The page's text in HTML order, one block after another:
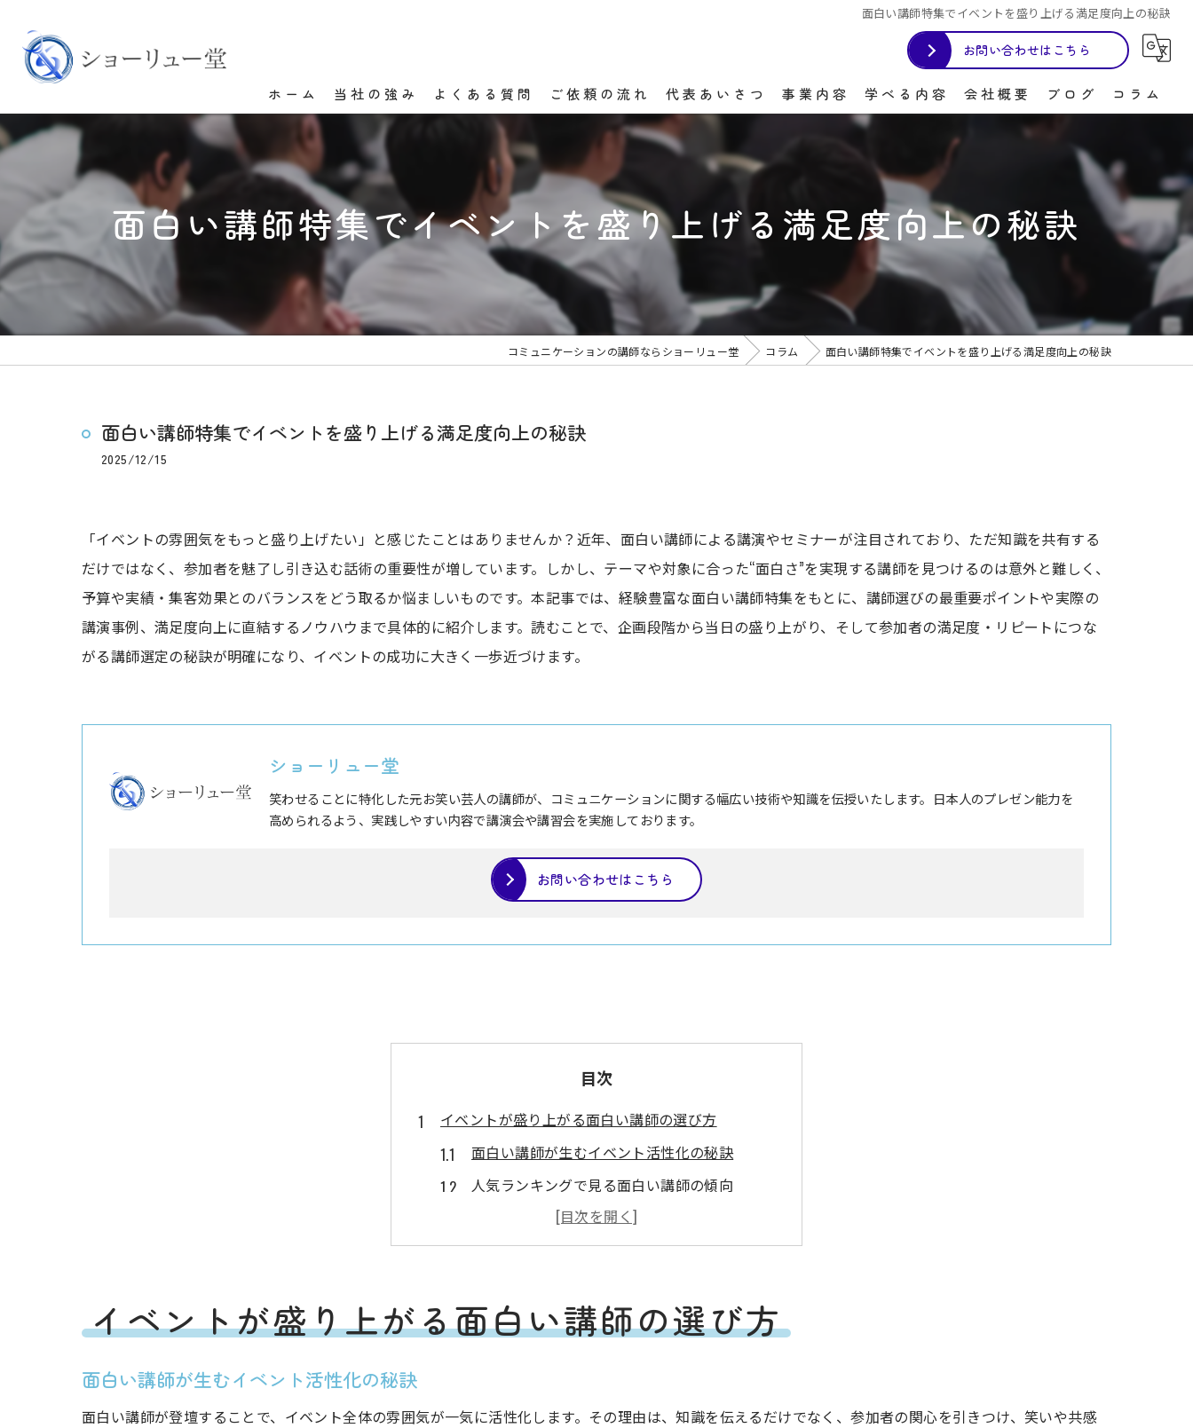
面白い講師特集でイベントを盛り上げる満足度向上の秘訣
お問い合わせはこちら
ホーム 当社の強み よくある質問 ご依頼の流れ 代表あいさつ 事業内容 学べる内容
接客
盛り上げ上手
笑い
会社概要 ブログ コラム
面白い講師特集でイベントを盛り上げる満足度向上の秘訣
コミュニケーションの講師ならショーリュー堂 コラム 面白い講師特集でイベントを盛り上げる満足度向上の秘訣
面白い講師特集でイベントを盛り上げる満足度向上の秘訣
2025/12/15
「イベントの雰囲気をもっと盛り上げたい」と感じたことはありませんか？近年、面白い講師による講演やセミナーが注目されており、ただ知識を共有する
だけではなく、参加者を魅了し引き込む話術の重要性が増しています。しかし、テーマや対象に合った“面白さ”を実現する講師を見つけるのは意外と難しく、
予算や実績・集客効果とのバランスをどう取るか悩ましいものです。本記事では、経験豊富な面白い講師特集をもとに、講師選びの最重要ポイントや実際の
講演事例、満足度向上に直結するノウハウまで具体的に紹介します。読むことで、企画段階から当日の盛り上がり、そして参加者の満足度・リピートにつな
がる講師選定の秘訣が明確になり、イベントの成功に大きく一歩近づけます。
ショーリュー堂
笑わせることに特化した元お笑い芸人の講師が、コミュニケーションに関する幅広い技術や知識を伝授いたします。日本人のプレゼン能力を
高められるよう、実践しやすい内容で講演会や講習会を実施しております。
お問い合わせはこちら
目次
イベントが盛り上がる面白い講師の選び方
面白い講師が生むイベント活性化の秘訣
人気ランキングで見る面白い講師の傾向
参加者が楽しめる面白い講師の見極め方
講演テーマに合う面白い講師選定のコツ
参加者満足へ導く面白い講師特集
女性にも好評な面白かった講演会体験談
イベントが盛り上がる面白い講師の選び方
面白い講師が生むイベント活性化の秘訣
面白い講師が登壇することで、イベント全体の雰囲気が一気に活性化します。その理由は、知識を伝えるだけでなく、参加者の関心を引きつけ、笑いや共感